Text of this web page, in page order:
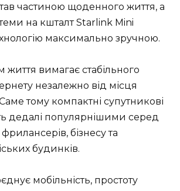
частиною щоденного життя, а
на кшталт Starlink Mini
максимально зручною.
вимагає стабільного
незалежно від місця
тому компактні супутникові
дедалі популярнішими серед
бізнесу та
будинків.
мобільність, простоту